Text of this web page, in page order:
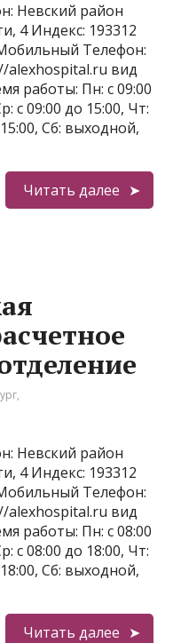
Невский район
4 Индекс: 193312
Телефон:
alexhospital.ru вид
работы: Пн: с 09:00
с 09:00 до 15:00, Чт:
Сб: выходной,
Читать далее
,
Невский район
4 Индекс: 193312
Телефон:
alexhospital.ru вид
работы: Пн: с 08:00
с 08:00 до 18:00, Чт:
Сб: выходной,
Читать далее